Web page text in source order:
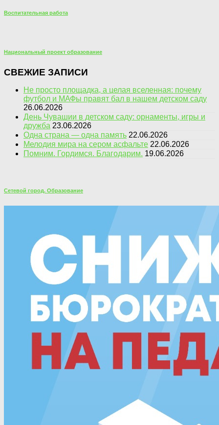
Воспитательная работа
Национальный проект образование
СВЕЖИЕ ЗАПИСИ
Не просто площадка, а целая вселенная: почему
футбол и МАФы правят бал в нашем детском саду
26.06.2026
День Чувашии в детском саду: орнаменты, игры и
дружба 23.06.2026
Одна страна — одна память 22.06.2026
Мелодия мира на сером асфальте 22.06.2026
Помним. Гордимся. Благодарим. 19.06.2026
Сетевой город. Образование